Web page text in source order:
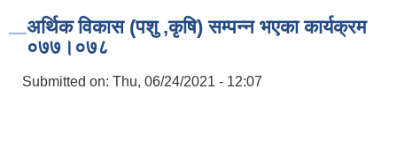
अर्थिक विकास (पशु ,कृषि) सम्पन्न भएका कार्यक्रम
०७७।०७८
Submitted on: Thu, 06/24/2021 - 12:07